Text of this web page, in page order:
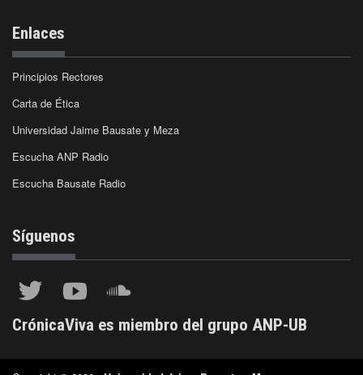
Enlaces
Principios Rectores
Carta de Ética
Universidad Jaime Bausate y Meza
Escucha ANP Radio
Escucha Bausate Radio
Síguenos
CrónicaViva es miembro del grupo ANP-UB